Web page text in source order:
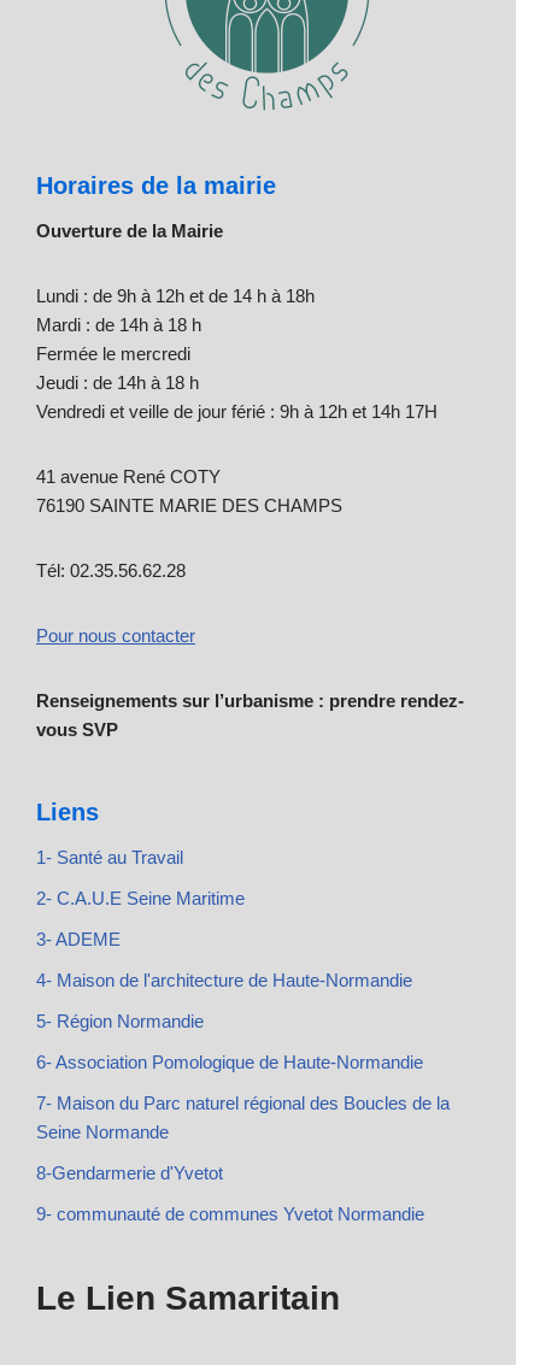
Horaires de la mairie
Ouverture de la Mairie
Lundi : de 9h à 12h et de 14 h à 18h
Mardi : de 14h à 18 h
Fermée le mercredi
Jeudi : de 14h à 18 h
Vendredi et veille de jour férié : 9h à 12h et 14h 17H
41 avenue René COTY
76190 SAINTE MARIE DES CHAMPS
Tél: 02.35.56.62.28
Pour nous contacter
Renseignements sur l’urbanisme : prendre rendez-
vous SVP
Liens
1- Santé au Travail
2- C.A.U.E Seine Maritime
3- ADEME
4- Maison de l'architecture de Haute-Normandie
5- Région Normandie
6- Association Pomologique de Haute-Normandie
7- Maison du Parc naturel régional des Boucles de la
Seine Normande
8-Gendarmerie d'Yvetot
9- communauté de communes Yvetot Normandie
Le Lien Samaritain